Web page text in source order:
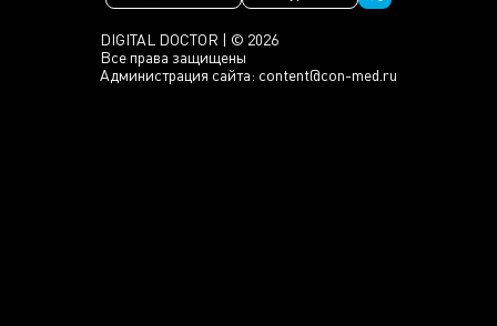
DIGITAL DOCTOR | © 2026
Все права защищены
Администрация сайта: content@con-med.ru